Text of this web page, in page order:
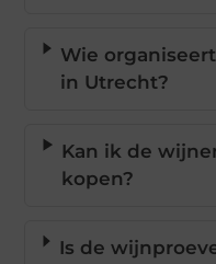
Wie
in Utrecht?
Kan ik de
kopen?
Is de